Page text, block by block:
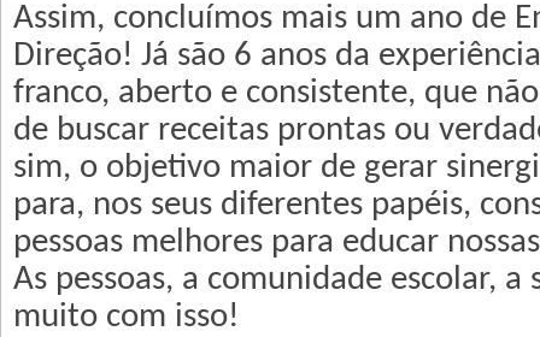
Assim, concluímos mais um ano de
Direção! Já são 6 anos da
franco, aberto e consistente, que
de buscar receitas prontas ou
sim, o objetivo maior de gerar
para, nos seus diferentes papéis,
pessoas melhores para educar
As pessoas, a comunidade escolar, a
muito com isso!